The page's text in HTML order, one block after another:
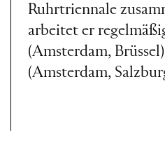
Ruhrtriennale
arbeitet er
(Amsterdam,
(Amsterdam,